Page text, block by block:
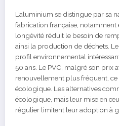
L’aluminium se distingue par sa
fabrication française, notamment
longévité réduit le besoin de
ainsi la production de déchets.
profil environnemental
50 ans. Le PVC, malgré son prix
renouvellement plus fréquent,
écologique. Les alternatives
écologique, mais leur mise en
régulier limitent leur adoption à